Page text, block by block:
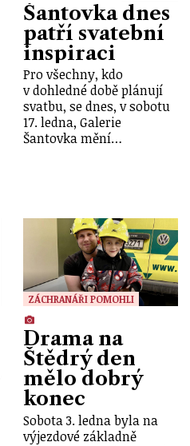
Šantovka dnes
patří svatební
inspiraci
Pro všechny, kdo
v dohledné době plánují
svatbu, se dnes, v sobotu
17. ledna, Galerie
Šantovka mění…
ZÁCHRANÁŘI POMOHLI
Drama na
Štědrý den
mělo dobrý
konec
Sobota 3. ledna byla na
výjezdové základně